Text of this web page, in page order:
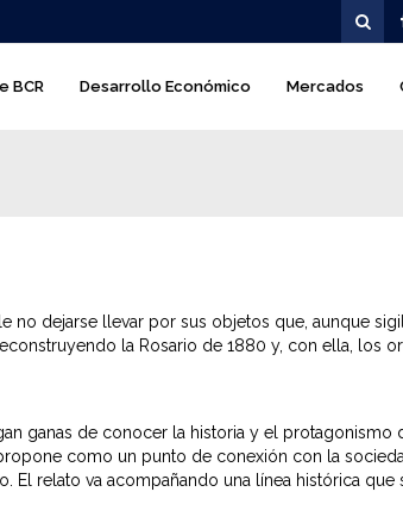
BCR Desarrollo Económico Mercados
dejarse llevar por sus objetos que, aunque
la Rosario de 1880 y, con ella, los
ganas de conocer la historia y el protagonismo
como un punto de conexión con la
relato va acompañando una línea histórica que